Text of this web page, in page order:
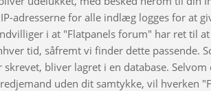
adresserne for alle indlæg logges for at
i at "Flatpanels forum" har ret til
tid, såfremt vi finder dette passende.
bliver lagret i en database.
uden dit samtykke, vil hverken